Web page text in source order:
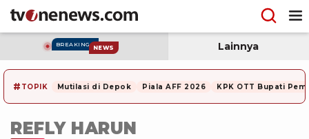
BREAKING NEWS Lainnya
# TOPIK Mutilasi di Depok Piala AFF 2026 KPK OTT Bupati
REFLY HARUN